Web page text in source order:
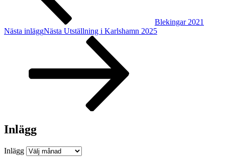
Blekingar 2021
Nästa inläggNästa Utställning i Karlshamn 2025
Inlägg
Inlägg